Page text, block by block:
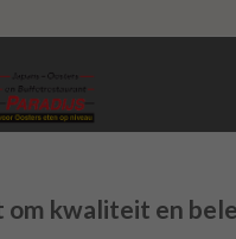
om kwaliteit en